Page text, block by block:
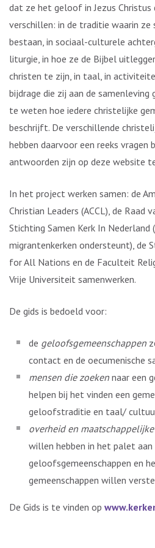
dat ze het geloof in Jezus Christus
verschillen: in de traditie waarin ze
bestaan, in sociaal-culturele
liturgie, in hoe ze de Bijbel
christen te zijn, in taal, in
bijdrage die zij aan de samenleving
te weten hoe iedere christelijke
beschrijft. De verschillende
hebben daarvoor een reeks vragen
antwoorden zijn op deze website
In het project werken samen: de
Christian Leaders (ACCL), de Raad
Stichting Samen Kerk In
migrantenkerken ondersteunt), de
for All Nations en de Faculteit
Vrije Universiteit samenwerken.
De gids is bedoeld voor:
de geloofsgemeenschappen
contact en de oecumenische
mensen die zoeken naar een
helpen bij het vinden een
geloofstraditie en taal/
overheid en
willen hebben in het palet
geloofsgemeenschappen en
gemeenschappen willen
De Gids is te vinden op